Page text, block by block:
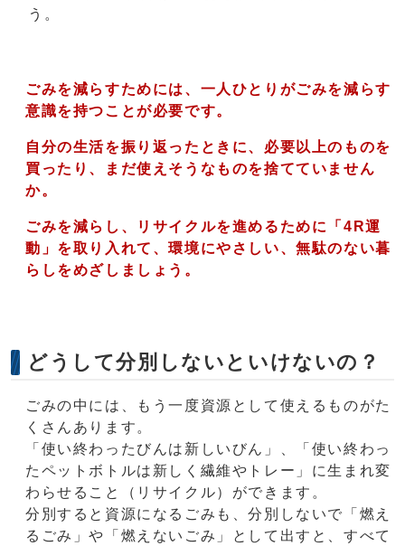
う。
ごみを減らすためには、一人ひとりがごみを減らす
意識を持つことが必要です。
自分の生活を振り返ったときに、必要以上のものを
買ったり、まだ使えそうなものを捨てていません
か。
ごみを減らし、リサイクルを進めるために「4R運
動」を取り入れて、環境にやさしい、無駄のない暮
らしをめざしましょう。
どうして分別しないといけないの？
ごみの中には、もう一度資源として使えるものがた
くさんあります。
「使い終わったびんは新しいびん」、「使い終わっ
たペットボトルは新しく繊維やトレー」に生まれ変
わらせること（リサイクル）ができます。
分別すると資源になるごみも、分別しないで「燃え
るごみ」や「燃えないごみ」として出すと、すべて